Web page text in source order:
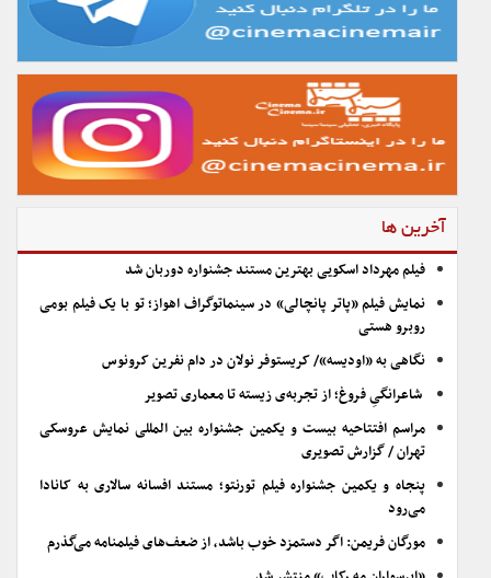
آخرین ها
فیلم مهرداد اسکویی بهترین مستند جشنواره دوربان شد
نمایش فیلم «پاتر پانچالی» در سینماتوگراف اهواز؛ تو با یک فیلم بومی
روبرو هستی
نگاهی به «اودیسه»/ کریستوفر نولان در دام نفرین کرونوس
شاعرانگیِ فروغ؛ از تجربه‌ی زیسته تا معماری تصویر
مراسم افتتاحیه بیست و یکمین جشنواره بین المللی نمایش عروسکی
تهران / گزارش تصویری
پنجاه و یکمین جشنواره فیلم تورنتو؛ مستند افسانه سالاری به کانادا
می‌رود
مورگان فریمن: اگر دستمزد خوب باشد، از ضعف‌های فیلمنامه می‌گذرم